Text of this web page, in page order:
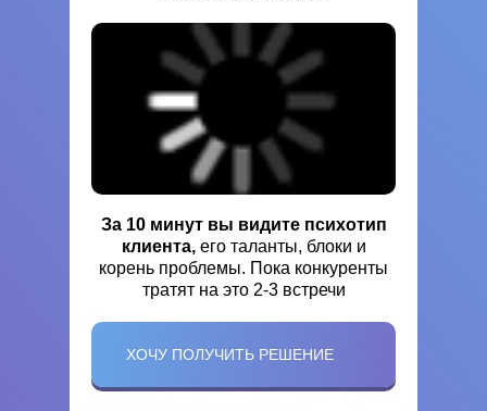
ХОЧУ ПОЛУЧИТЬ РЕШЕНИЕ
За 10 минут вы видите психотип
клиента,его таланты, блоки и
корень проблемы. Пока конкуренты
тратят на это 2-3 встречи